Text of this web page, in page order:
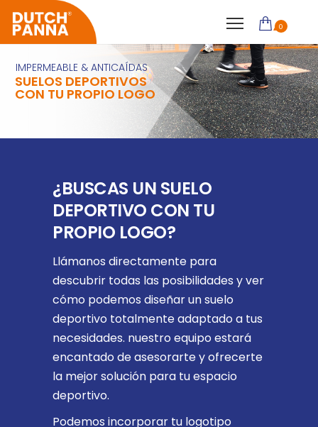
0
IMPERMEABLE & ANTICAÍDAS
SUELOS DEPORTIVOS
CON TU PROPIO LOGO
¿BUSCAS UN SUELO
DEPORTIVO CON TU
PROPIO LOGO?
Llámanos directamente para
descubrir todas las posibilidades y ver
cómo podemos diseñar un suelo
deportivo totalmente adaptado a tus
necesidades. nuestro equipo estará
encantado de asesorarte y ofrecerte
la mejor solución para tu espacio
deportivo.
Podemos incorporar tu logotipo